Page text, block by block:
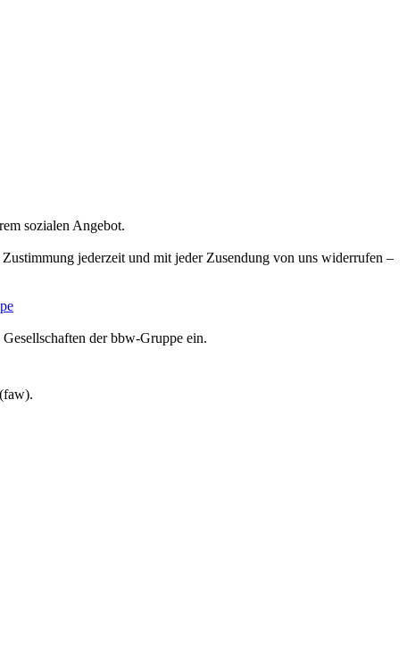
sozialen Angebot.
jederzeit und mit jeder Zusendung von uns widerrufen –
der bbw-Gruppe ein.